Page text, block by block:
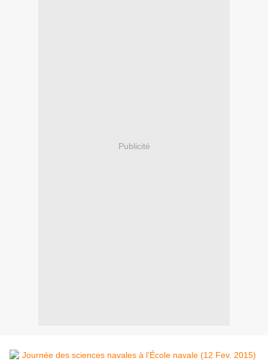
Publicité